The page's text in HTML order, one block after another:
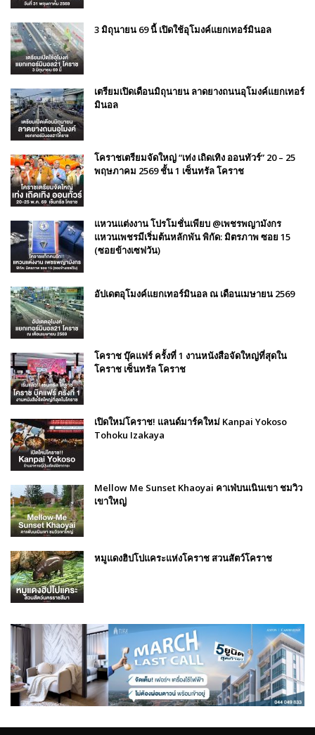
3 มิถุนายน 69 นี้ เปิดใช้อุโมงค์แยกเทอร์มินอล
เตรียมเปิดเดือนมิถุนายน ลาดยางถนนอุโมงค์แยกเทอร์
มินอล
โคราชเตรียมจัดใหญ่ “เท่ง เถิดเทิง ออนทัวร์” 20 – 25
พฤษภาคม 2569 ชั้น 1 เซ็นทรัล โคราช
แหวนแต่งงาน โปรโมชั่นเพียบ @เพชรพญามังกร
แหวนเพชรมีเริ่มต้นหลักพัน พิกัด: มิตรภาพ ซอย 15
(ซอยข้างเซฟวัน)
อัปเดตอุโมงค์แยกเทอร์มินอล ณ เดือนเมษายน 2569
โคราช บุ๊คแฟร์​ ครั้งที่​ 1 งานหนังสือจัดใหญ่ที่สุดใน
โคราช เซ็นทรัล โคราช
เปิดใหม่โคราช! แลนด์มาร์คใหม่ Kanpai Yokoso
Tohoku Izakaya
Mellow Me Sunset Khaoyai คาเฟ่บนเนินเขา ชมวิว
เขาใหญ่
หมูแดงฮิปโปแคระแห่งโคราช สวนสัตว์โคราช